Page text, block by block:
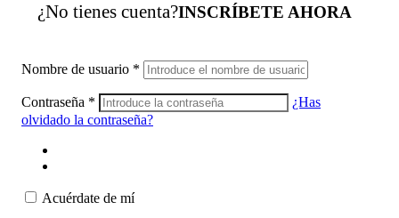
¿No tienes cuenta?INSCRÍBETE AHORA
Nombre de usuario *
Contraseña *
¿Has
olvidado la contraseña?
Acuérdate de mí